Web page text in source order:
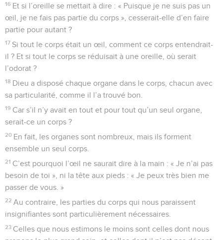
16 Et si l’oreille se mettait à dire : « Puisque je ne suis pas un
œil, je ne fais pas partie du corps », cesserait-elle d’en faire
partie pour autant ?
17 Si tout le corps était un œil, comment ce corps entendrait-
il ? Et si tout le corps se réduisait à une oreille, où serait
l’odorat ?
18 Dieu a disposé chaque organe dans le corps, chacun avec
sa particularité, comme il l’a trouvé bon.
19 Car s’il n’y avait en tout et pour tout qu’un seul organe,
serait-ce un corps ?
20 En fait, les organes sont nombreux, mais ils forment
ensemble un seul corps.
21 C’est pourquoi l’œil ne saurait dire à la main : « Je n’ai pas
besoin de toi », ni la tête aux pieds : « Je peux très bien me
passer de vous. »
22 Au contraire, les parties du corps qui nous paraissent
insignifiantes sont particulièrement nécessaires.
23 Celles que nous estimons le moins sont celles dont nous